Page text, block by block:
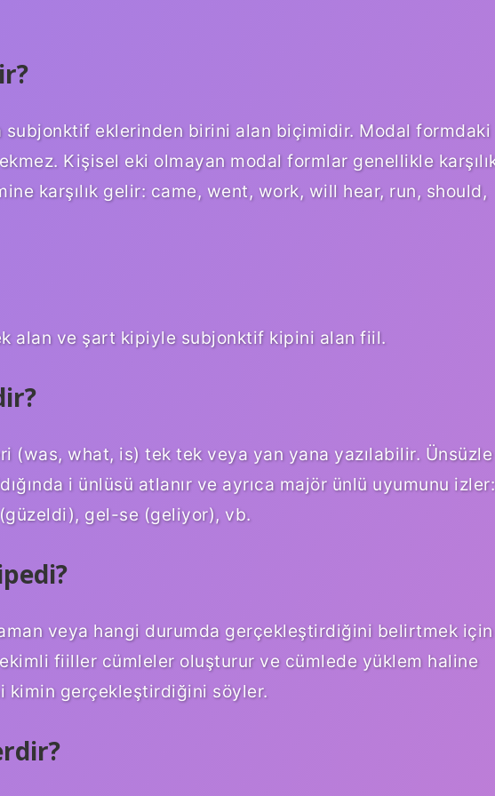
eklerinden birini alan biçimidir. Modal formdaki
Kişisel eki olmayan modal formlar genellikle
karşılık gelir: came, went, work, will hear, run, should,
alan ve şart kipiyle subjonktif kipini alan fiil.
(was, what, is) tek tek veya yan yana yazılabilir. Ünsüzle
i ünlüsü atlanır ve ayrıca majör ünlü uyumunu izler:
gel-se (geliyor), vb.
veya hangi durumda gerçekleştirdiğini belirtmek için
fiiller cümleler oluşturur ve cümlede yüklem haline
kimin gerçekleştirdiğini söyler.